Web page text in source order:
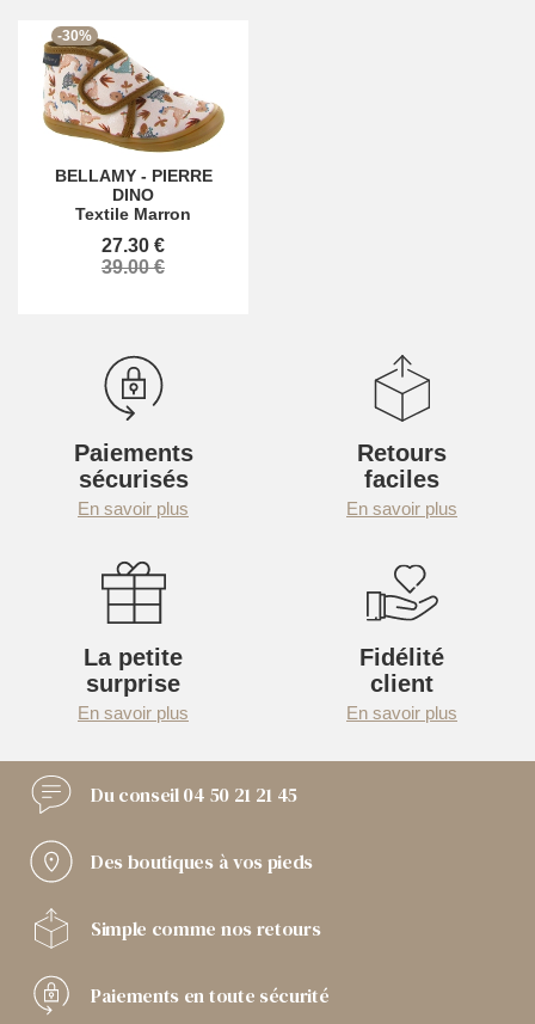
-30%
BELLAMY- PIERRE
DINO
Textile Marron
27.30 €
39.00 €
Paiements
sécurisés
En savoir plus
Retours
faciles
En savoir plus
La petite
surprise
En savoir plus
Fidélité
client
En savoir plus
Du conseil04 50 21 21 45
Des boutiques à vos pieds
Simple comme nos retours
Paiements en toute sécurité